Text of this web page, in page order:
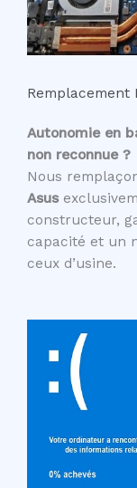
Remplacement
Autonomie en
non reconnue ?
Nous
Asus
constructeur,
capacité et un
ceux d’usine.